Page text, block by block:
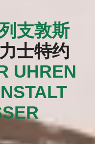
支敦斯
士特约
UHREN